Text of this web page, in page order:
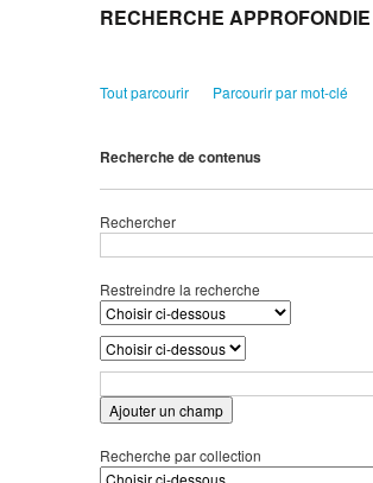
RECHERCHE APPROFONDIE
Tout parcourir Parcourir par mot-clé
Recherche de contenus
Rechercher
Restreindre la recherche
Ajouter un champ
Recherche par collection